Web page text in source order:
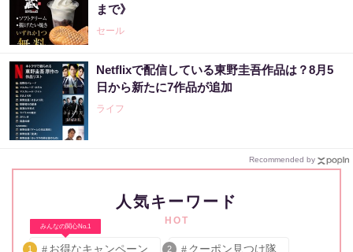
まで》
セール
Netflixで配信している東野圭吾作品は？8月5
日から新たに7作品が追加
ライフ
Recommended by
人気キーワード
HOT
みんなの関心No.1
1 お得なキャンペーン 2 クーポン見つけ隊